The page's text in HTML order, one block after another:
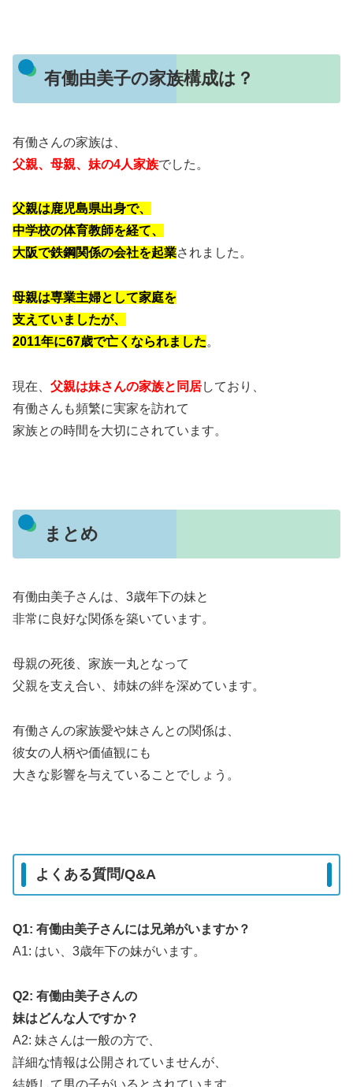
有働由美子の家族構成は？
有働さんの家族は、
父親、母親、妹の4人家族でした。
父親は鹿児島県出身で、
中学校の体育教師を経て、
大阪で鉄鋼関係の会社を起業されました。
母親は専業主婦として家庭を
支えていましたが、
2011年に67歳で亡くなられました。
現在、 父親は妹さんの家族と同居しており、
有働さんも頻繁に実家を訪れて
家族との時間を大切にされています。
まとめ
有働由美子さんは、3歳年下の妹と
非常に良好な関係を築いています。
母親の死後、家族一丸となって
父親を支え合い、姉妹の絆を深めています。
有働さんの家族愛や妹さんとの関係は、
彼女の人柄や価値観にも
大きな影響を与えていることでしょう。
よくある質問/Q&A
Q1: 有働由美子さんには兄弟がいますか？
A1: はい、3歳年下の妹がいます。
Q2: 有働由美子さんの
妹はどんな人ですか？
A2: 妹さんは一般の方で、
詳細な情報は公開されていませんが、
結婚して男の子がいるとされています。